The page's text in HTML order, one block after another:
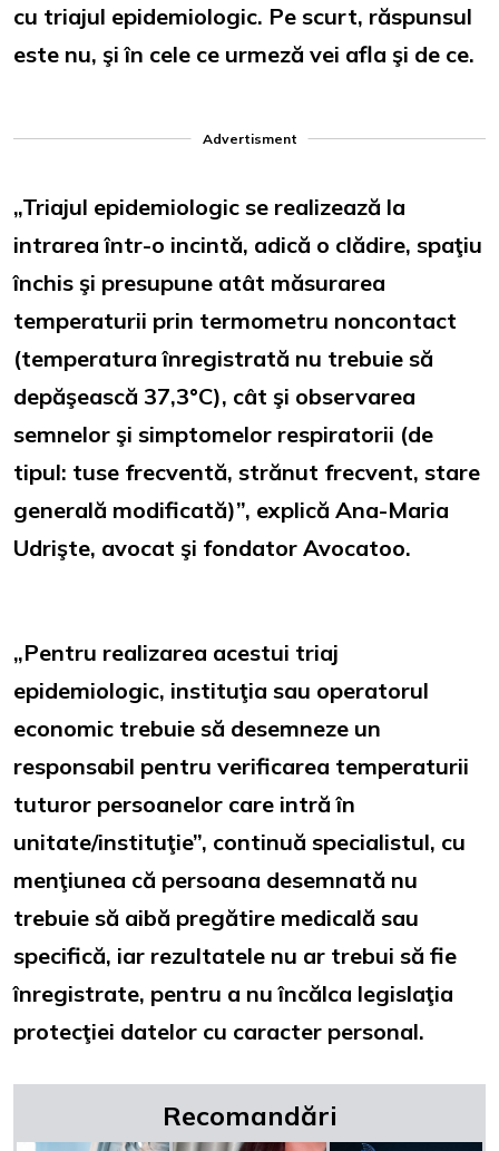
cu triajul epidemiologic. Pe scurt, răspunsul
este nu, şi în cele ce urmeză vei afla şi de ce.
Advertisment
„Triajul epidemiologic se realizează la
intrarea într-o incintă, adică o clădire, spaţiu
închis şi presupune atât măsurarea
temperaturii prin termometru noncontact
(temperatura înregistrată nu trebuie să
depăşească 37,3°C), cât şi observarea
semnelor şi simptomelor respiratorii (de
tipul: tuse frecventă, strănut frecvent, stare
generală modificată)”, explică Ana-Maria
Udrişte, avocat şi fondator Avocatoo.
„Pentru realizarea acestui triaj
epidemiologic, instituţia sau operatorul
economic trebuie să desemneze un
responsabil pentru verificarea temperaturii
tuturor persoanelor care intră în
unitate/instituţie”, continuă specialistul, cu
menţiunea că persoana desemnată nu
trebuie să aibă pregătire medicală sau
specifică, iar rezultatele nu ar trebui să fie
înregistrate, pentru a nu încălca legislaţia
protecţiei datelor cu caracter personal.
Recomandări